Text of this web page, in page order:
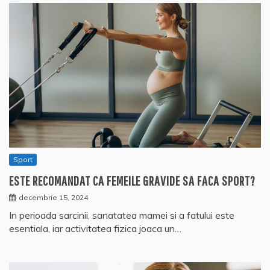
Sport
ESTE RECOMANDAT CA FEMEILE GRAVIDE SA FACA SPORT?
decembrie 15, 2024
In perioada sarcinii, sanatatea mamei si a fatului este
esentiala, iar activitatea fizica joaca un…